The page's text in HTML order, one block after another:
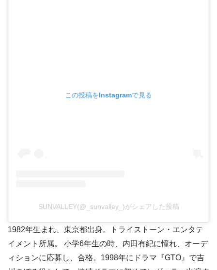
この投稿をInstagramで見る
SUNVALLEY(@_sunvalley_)がシェアした投稿
1982年生まれ、東京都出身。トライストーン・エンタテ
イメント所属。 小学6年生の時、内田有紀に憧れ、オーデ
ィションに応募し、合格。1998年にドラマ『GTO』で吉